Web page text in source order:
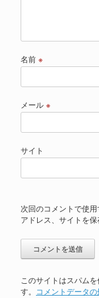
名前 ※
メール ※
サイト
次回のコメントで使
アドレス、サイトを保
このサイトはスパム
す。 コメントデータ